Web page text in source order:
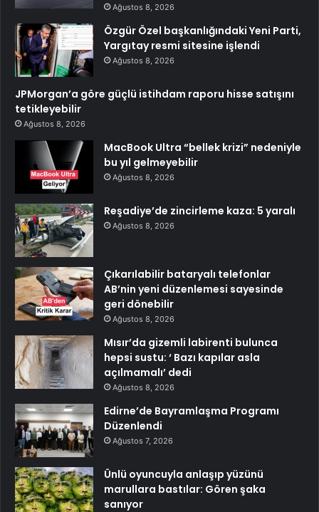
Ağustos 8, 2026
Özgür Özel başkanlığındaki Yeni Parti,
Yargıtay resmi sitesine işlendi
Ağustos 8, 2026
JPMorgan’a göre güçlü istihdam raporu hisse satışını
tetikleyebilir
Ağustos 8, 2026
MacBook Ultra “bellek krizi” nedeniyle
bu yıl gelmeyebilir
Ağustos 8, 2026
Reşadiye’de zincirleme kaza: 5 yaralı
Ağustos 8, 2026
Çıkarılabilir bataryalı telefonlar
AB’nin yeni düzenlemesi sayesinde
geri dönebilir
Ağustos 8, 2026
Mısır’da gizemli labirenti bulunca
hepsi sustu: ‘ Bazı kapılar asla
açılmamalı’ dedi
Ağustos 8, 2026
Edirne’de Bayramlaşma Programı
Düzenlendi
Ağustos 7, 2026
Ünlü oyuncuyla anlaşıp yüzünü
marullara bastılar: Gören şaka
sanıyor